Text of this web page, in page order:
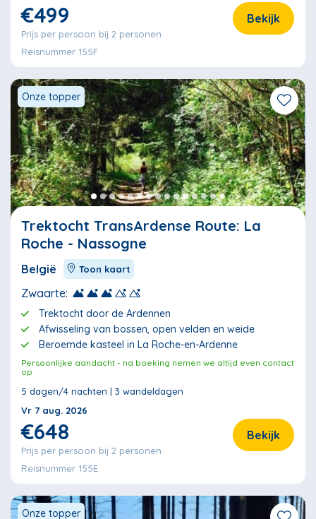
€499
Prijs per persoon bij 2 personen
Bekijk
Reisnummer 155F
Onze topper
Trektocht TransArdense Route: La
Roche - Nassogne
België Toon kaart
Zwaarte:
Trektocht door de Ardennen
Afwisseling van bossen, open velden en weide
Beroemde kasteel in La Roche-en-Ardenne
Persoonlijke aandacht - na boeking nemen we altijd even contact
op
5 dagen/4 nachten | 3 wandeldagen
Vr 7 aug. 2026
€648
Prijs per persoon bij 2 personen
Bekijk
Reisnummer 155E
Onze topper